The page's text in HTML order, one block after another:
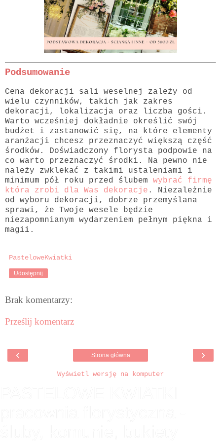
Podsumowanie
Cena dekoracji sali weselnej zależy od
wielu czynników, takich jak zakres
dekoracji, lokalizacja oraz liczba gości.
Warto wcześniej dokładnie określić swój
budżet i zastanowić się, na które elementy
aranżacji chcesz przeznaczyć większą część
środków. Doświadczony florysta podpowie na
co warto przeznaczyć środki. Na pewno nie
należy zwklekać z takimi ustaleniami i
minimum pół roku przed ślubem wybrać firmę
która zrobi dla Was dekoracje . Niezależnie
od wyboru dekoracji, dobrze przemyślana
sprawi, że Twoje wesele będzie
niezapomnianym wydarzeniem pełnym piękna i
magii.
PasteloweKwiatki
Udostępnij
Brak komentarzy:
Prześlij komentarz
‹ ›
Strona główna
Wyświetl wersję na komputer